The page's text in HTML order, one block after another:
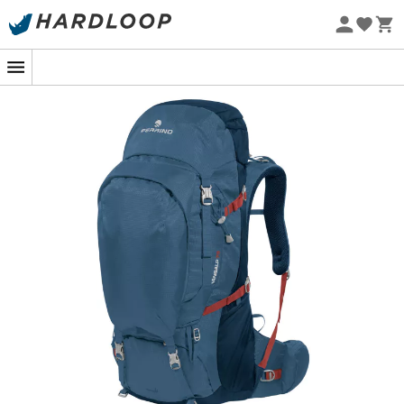
Promos d'été 🔥 -5 % EXTRA dès 2 produits* code Summer5
-5% Extra - Code Summer5